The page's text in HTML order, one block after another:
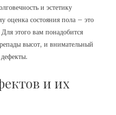
и эстетику
состояния пола – это
этого вам понадобится
высот, и внимательный
и их